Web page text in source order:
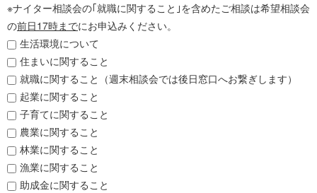
※ナイター相談会の｢就職に関すること｣を含めたご相談は希望相談会
の前日17時までにお申込みください。
生活環境について
住まいに関すること
就職に関すること（週末相談会では後日窓口へお繋ぎします）
起業に関すること
子育てに関すること
農業に関すること
林業に関すること
漁業に関すること
助成金に関すること